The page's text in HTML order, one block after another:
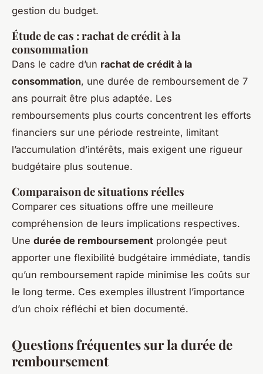
gestion du budget.
Étude de cas : rachat de crédit à la
consommation
Dans le cadre d’un rachat de crédit à la
consommation, une durée de remboursement de 7
ans pourrait être plus adaptée. Les
remboursements plus courts concentrent les efforts
financiers sur une période restreinte, limitant
l’accumulation d’intérêts, mais exigent une rigueur
budgétaire plus soutenue.
Comparaison de situations réelles
Comparer ces situations offre une meilleure
compréhension de leurs implications respectives.
Une durée de remboursement prolongée peut
apporter une flexibilité budgétaire immédiate, tandis
qu’un remboursement rapide minimise les coûts sur
le long terme. Ces exemples illustrent l’importance
d’un choix réfléchi et bien documenté.
Questions fréquentes sur la durée de
remboursement